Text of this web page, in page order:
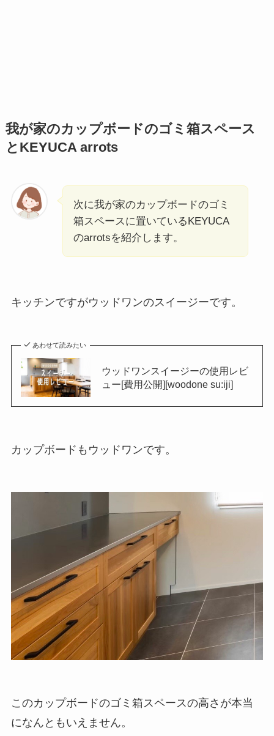
我が家のカップボードのゴミ箱スペース
とKEYUCA arrots
次に我が家のカップボードのゴミ
箱スペースに置いているKEYUCA
のarrotsを紹介します。
キッチンですがウッドワンのスイージーです。
あわせて読みたい
ウッドワンスイージーの使用レビ
ュー[費用公開][woodone su:iji]
カップボードもウッドワンです。
このカップボードのゴミ箱スペースの高さが本当
になんともいえません。